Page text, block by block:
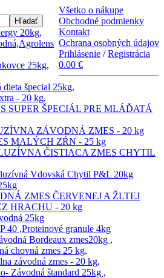
Všetko o nákupe
Obchodné podmienky
Kontakt
Ochrana osobných údajov
Prihlásenie /Registrácia
0.00 €
Hľadať
20kg,
25kg,
špecial 25kg,
- 20 kg,
SUPER ŠPECIÁL PRE MLÁĎATÁ
ZÁVODNÁ ZMES - 20 kg
MALÝCH ZŔN - 25 kg
ČISTIACA ZMES CHYTIL
Vdovská Chytil P&L 20kg
ZMES ČERVENEJ A ŽLTEJ
HRACHU - 20 kg
25kg
,Proteinové granule 4kg
Bordeaux zmes20kg ,
chovná zmes 25 kg,
závodná zmes - 20 kg,
Závodná štandard 25kg ,